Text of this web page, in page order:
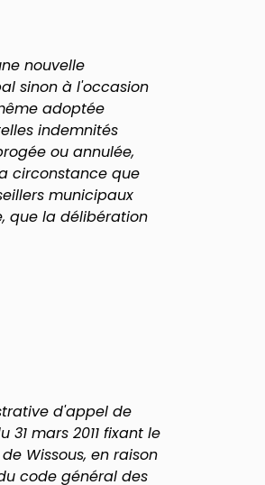
nouvelle
sinon à l'occasion
adoptée
indemnités
ou annulée,
circonstance que
municipaux
que la délibération
d'appel de
mars 2011 fixant le
Wissous, en raison
code général des